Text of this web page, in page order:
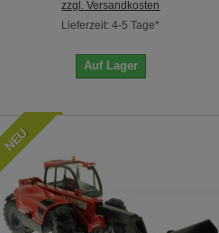
zzgl. Versandkosten
Lieferzeit: 4-5 Tage*
Auf Lager
NEU